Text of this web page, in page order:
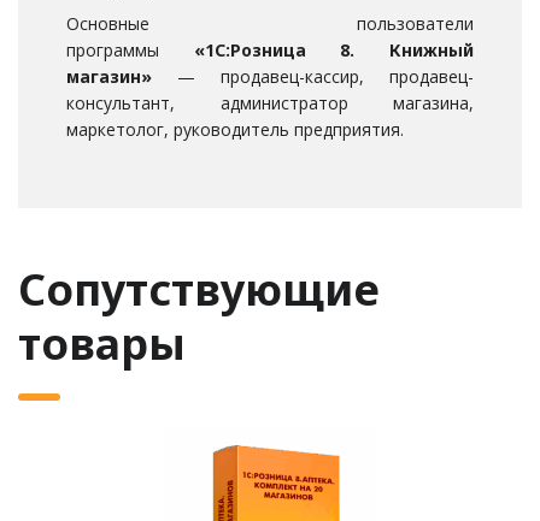
Основные пользователи
программы «1С:Розница 8. Книжный
магазин» — продавец-кассир, продавец-
консультант, администратор магазина,
маркетолог, руководитель предприятия.
Сопутствующие
товары